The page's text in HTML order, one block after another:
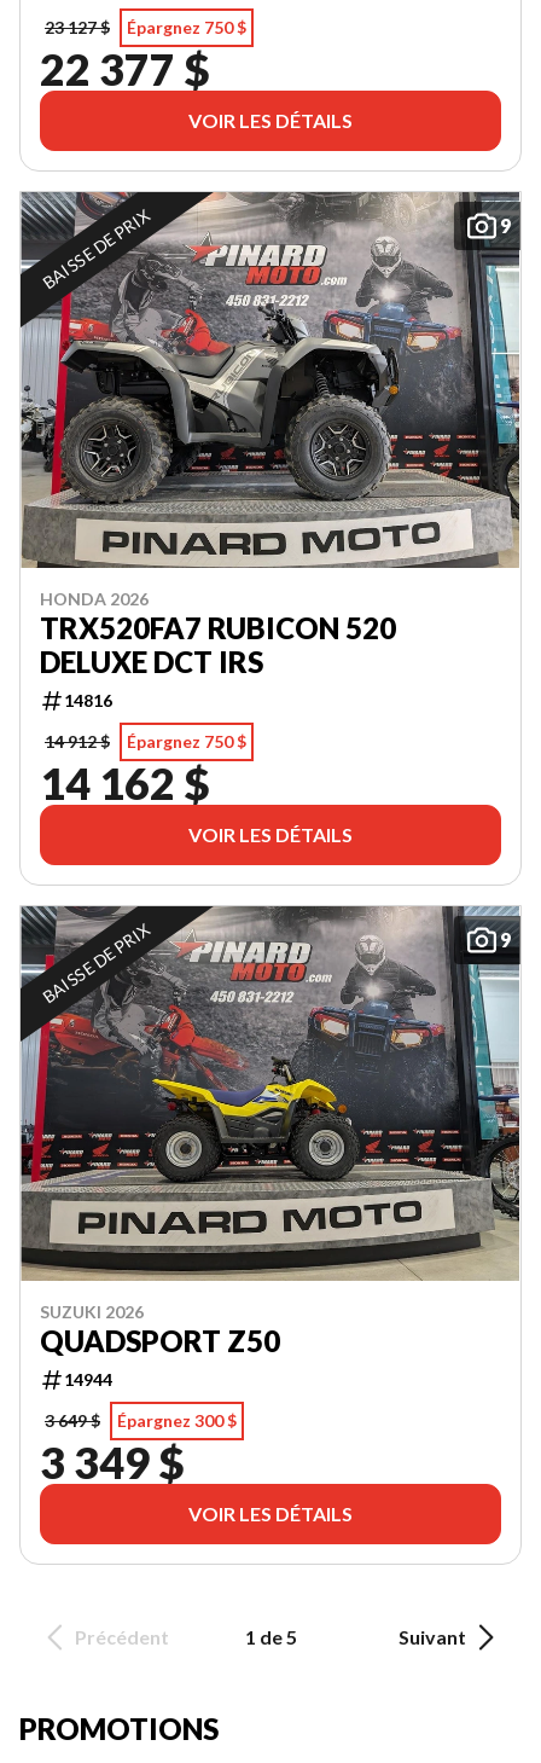
23 127 $
Épargnez 750 $
22 377 $
VOIR LES DÉTAILS
9
BAISSE DE PRIX
HONDA 2026
TRX520FA7 RUBICON 520
DELUXE DCT IRS
14816
14 912 $
Épargnez 750 $
14 162 $
VOIR LES DÉTAILS
9
BAISSE DE PRIX
SUZUKI 2026
QUADSPORT Z50
14944
3 649 $
Épargnez 300 $
3 349 $
VOIR LES DÉTAILS
Précédent 1 de 5 Suivant
PROMOTIONS